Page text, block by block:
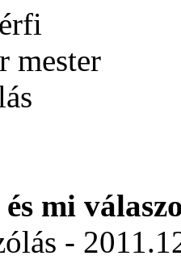
mester
mi
-